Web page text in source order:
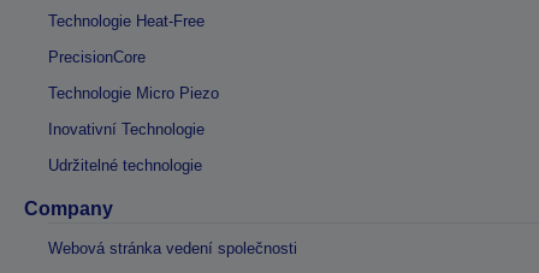
Technologie Heat-Free
PrecisionCore
Technologie Micro Piezo
Inovativní Technologie
Udržitelné technologie
Company
Webová stránka vedení společnosti